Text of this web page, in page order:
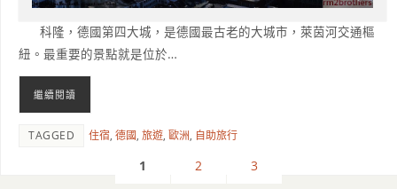
科隆，德國第四大城，是德國最古老的大城市，萊茵河交通樞
紐。最重要的景點就是位於…
繼續閱讀
TAGGED 住宿,德國,旅遊,歐洲, 自助旅行
1 2 3